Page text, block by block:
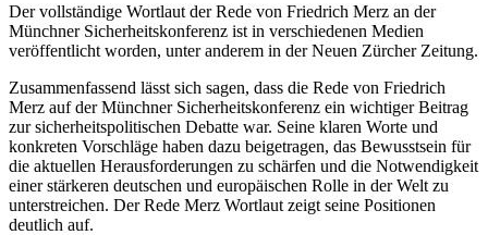
Der vollständige Wortlaut der Rede von Friedrich Merz an der
Münchner Sicherheitskonferenz ist in verschiedenen Medien
veröffentlicht worden, unter anderem in der Neuen Zürcher Zeitung.
Zusammenfassend lässt sich sagen, dass die Rede von Friedrich
Merz auf der Münchner Sicherheitskonferenz ein wichtiger Beitrag
zur sicherheitspolitischen Debatte war. Seine klaren Worte und
konkreten Vorschläge haben dazu beigetragen, das Bewusstsein für
die aktuellen Herausforderungen zu schärfen und die Notwendigkeit
einer stärkeren deutschen und europäischen Rolle in der Welt zu
unterstreichen. Der Rede Merz Wortlaut zeigt seine Positionen
deutlich auf.